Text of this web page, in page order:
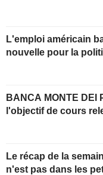
L'emploi américain
nouvelle pour la
BANCA MONTE DEI
l'objectif de cours
Le récap de la
n'est pas dans les